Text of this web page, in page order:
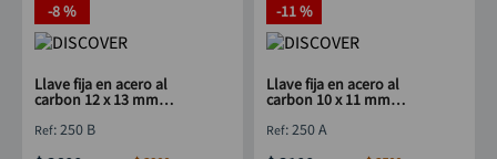
-8 %
Llave fija en acero al
carbon 12 x 13 mm
:250 B
-11 %
Llave fija en acero al
carbon 10 x 11 mm
:250 A